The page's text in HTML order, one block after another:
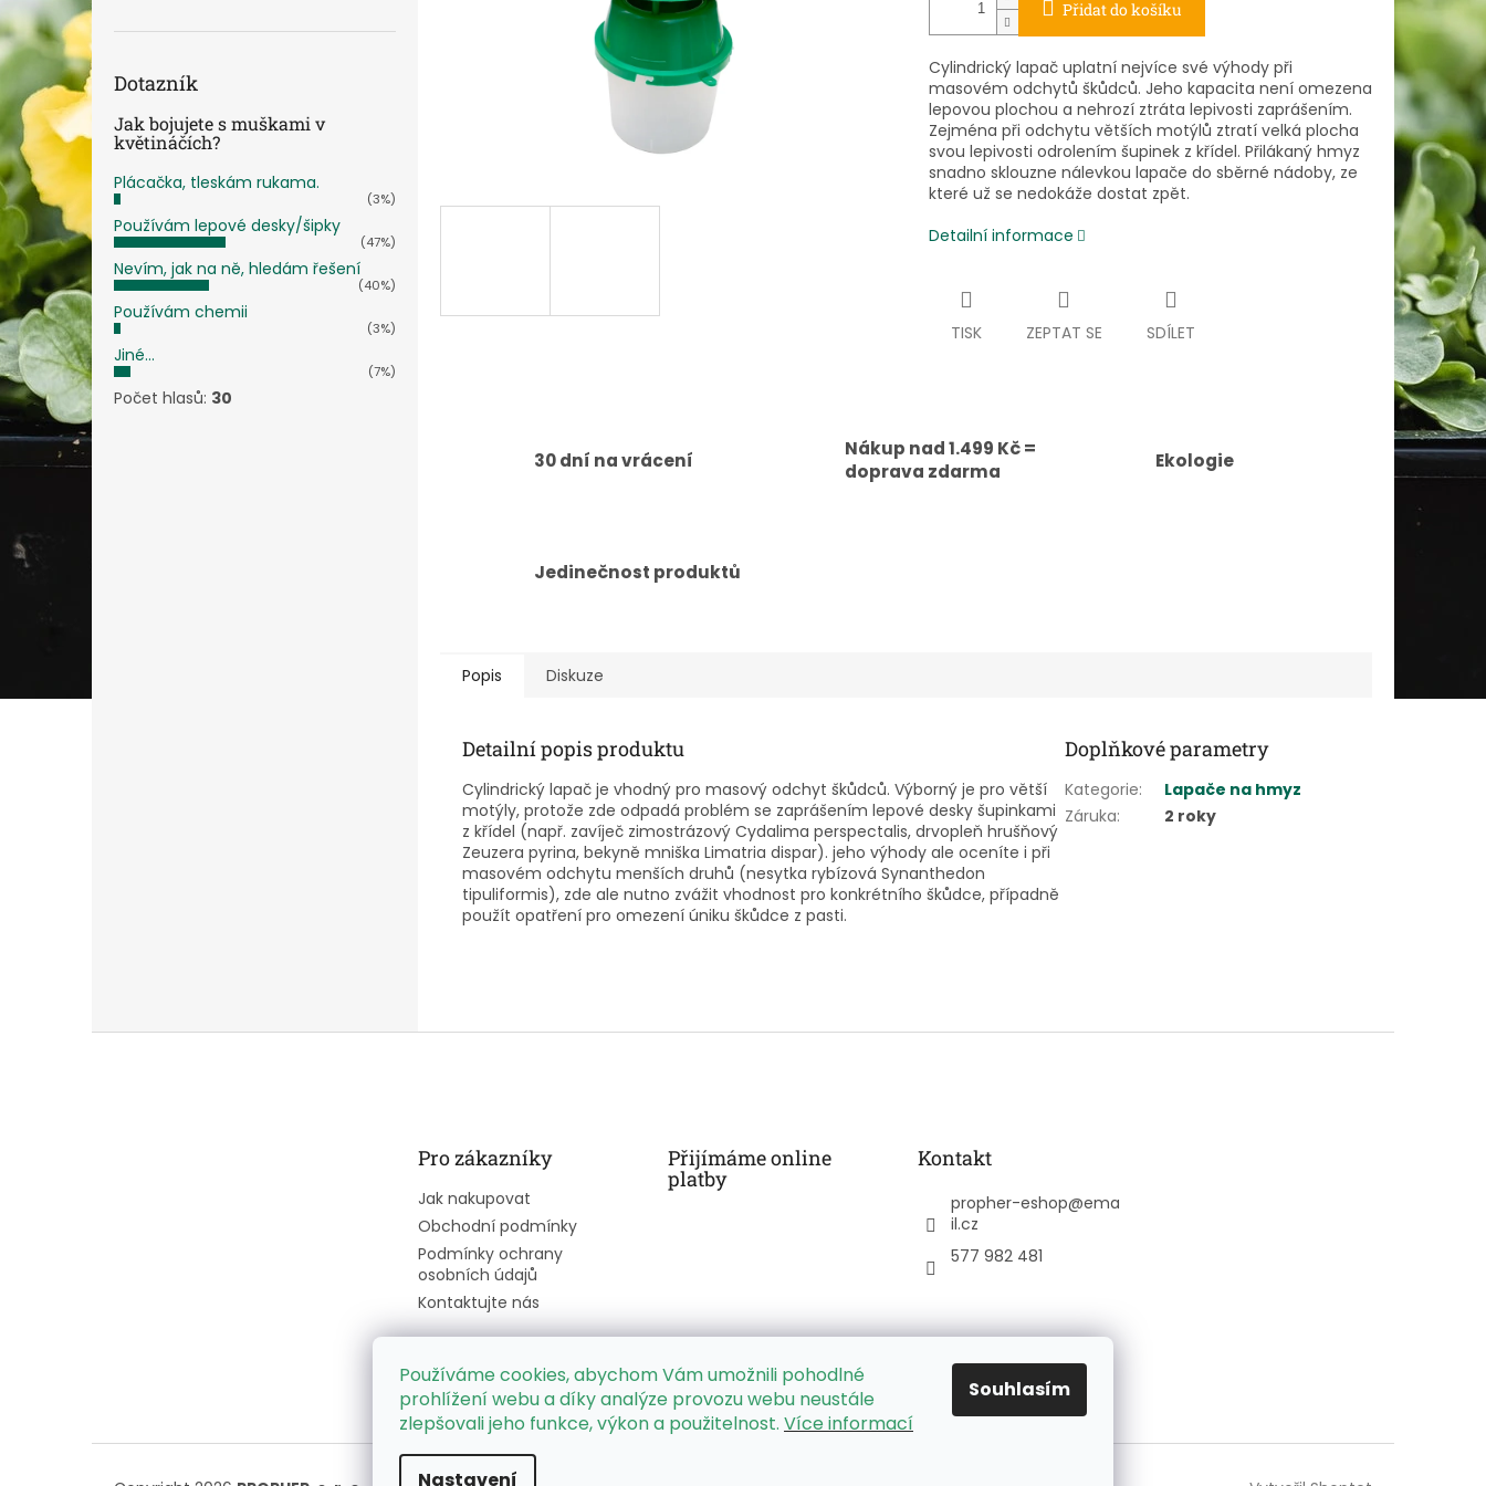
Používáme cookies, abychom Vám umožnili pohodlné
prohlížení webu a díky analýze provozu webu neustále
zlepšovali jeho funkce, výkon a použitelnost. Více informací
Nastavení
Souhlasím
l
Dotazník
Jak bojujete s muškami v
květináčích?
Plácačka, tleskám rukama.
(3%)
Používám lepové desky/šipky
(47%)
Nevím, jak na ně, hledám řešení
(40%)
Používám chemii
(3%)
Jiné...
(7%)
Počet hlasů: 30
Přidat do košíku
Cylindrický lapač uplatní nejvíce své výhody při
masovém odchytů škůdců. Jeho kapacita není omezena
lepovou plochou a nehrozí ztráta lepivosti zaprášením.
Zejména při odchytu větších motýlů ztratí velká plocha
svou lepivosti odrolením šupinek z křídel. Přilákaný hmyz
snadno sklouzne nálevkou lapače do sběrné nádoby, ze
které už se nedokáže dostat zpět.
Detailní informace
TISK ZEPTAT SE SDÍLET
30 dní na vrácení
Nákup nad 1.499 Kč =
doprava zdarma
Ekologie
Jedinečnost produktů
Popis Diskuze
Detailní popis produktu
Cylindrický lapač je vhodný pro masový odchyt škůdců. Výborný je pro větší
motýly, protože zde odpadá problém se zaprášením lepové desky šupinkami
z křídel (např. zavíječ zimostrázový Cydalima perspectalis, drvopleň hrušňový
Zeuzera pyrina, bekyně mniška Limatria dispar). jeho výhody ale oceníte i při
masovém odchytu menších druhů (nesytka rybízová Synanthedon
tipuliformis), zde ale nutno zvážit vhodnost pro konkrétního škůdce, případně
použít opatření pro omezení úniku škůdce z pasti.
Doplňkové parametry
Kategorie:
Lapače na hmyz
Záruka: 2 roky
Pro zákazníky
Jak nakupovat
Obchodní podmínky
Podmínky ochrany
osobních údajů
Kontaktujte nás
Přijímáme online
platby
Kontakt
propher-eshop@ema
il.cz
577 982 481
PPL Parcelbox - mapa výdejních míst